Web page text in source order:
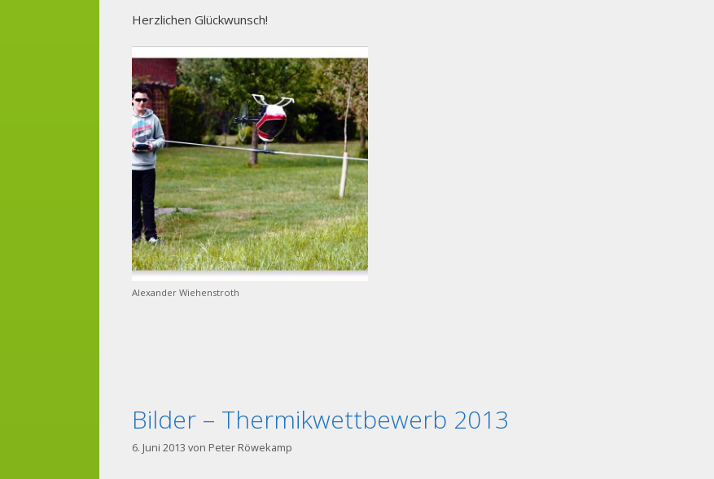
Herzlichen Glückwunsch!
Alexander Wiehenstroth
Bilder – Thermikwettbewerb 2013
6. Juni 2013 von Peter Röwekamp